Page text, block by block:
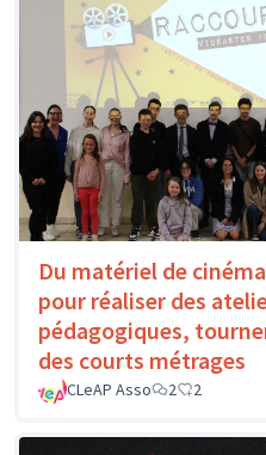
Du matériel de
pour réaliser des
pédagogiques,
des courts métrages
CLeAP Asso 2 2